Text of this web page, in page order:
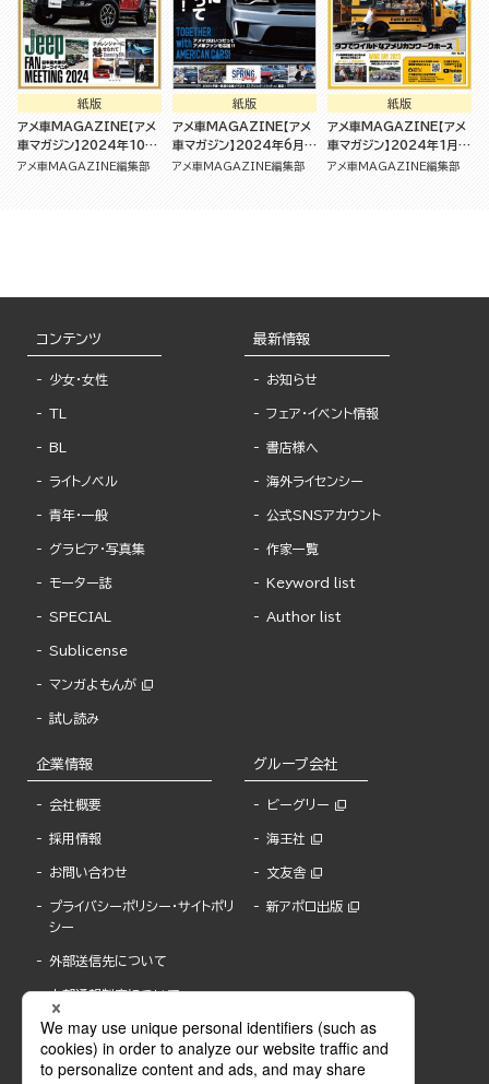
紙版
アメ車MAGAZINE【アメ
車マガジン】2024年10月
号 [雑誌]
アメ車MAGAZINE編集部
紙版
アメ車MAGAZINE【アメ
車マガジン】2024年6月号
[雑誌]
アメ車MAGAZINE編集部
紙版
アメ車MAGAZINE【アメ
車マガジン】2024年1月号
[雑誌]
アメ車MAGAZINE編集部
コンテンツ
少女・女性
TL
BL
ライトノベル
青年・一般
グラビア・写真集
モーター誌
SPECIAL
Sublicense
マンガよもんが
試し読み
最新情報
お知らせ
フェア・イベント情報
書店様へ
海外ライセンシー
公式SNSアカウント
作家一覧
Keyword list
Author list
企業情報
会社概要
採用情報
お問い合わせ
プライバシーポリシー・サイトポリ
シー
外部送信先について
内部通報制度について
グループ会社
ビーグリー
海王社
文友舎
新アポロ出版